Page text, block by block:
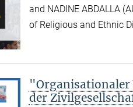
and NADINE ABDALLA
of Religious and Ethnic
"Organisationaler
der